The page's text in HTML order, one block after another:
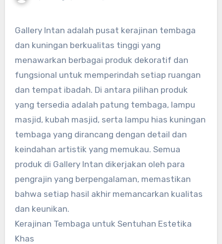
Gallery Intan adalah pusat kerajinan tembaga
dan kuningan berkualitas tinggi yang
menawarkan berbagai produk dekoratif dan
fungsional untuk memperindah setiap ruangan
dan tempat ibadah. Di antara pilihan produk
yang tersedia adalah patung tembaga, lampu
masjid, kubah masjid, serta lampu hias kuningan
tembaga yang dirancang dengan detail dan
keindahan artistik yang memukau. Semua
produk di Gallery Intan dikerjakan oleh para
pengrajin yang berpengalaman, memastikan
bahwa setiap hasil akhir memancarkan kualitas
dan keunikan.
Kerajinan Tembaga untuk Sentuhan Estetika
Khas